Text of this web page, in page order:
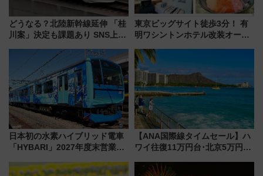
どうなる？北陸新幹線延伸 「桂
川案」決定も課題あり SNS上の
東京ビッグサイト徒歩3分！ 有
明ワシントンホテル改装オープ
客室」や海鮮丼が人気の朝食ビ
ュッフェを現地レポ
日本初の水素ハイブリッド電車
「HYBARI」2027年度末営業運
で水素利活用が加速
【ANA国際線タイムセール】ハ
ワイ往復11万円台･北京5万円台
来春のGW旅行まで狙える激ア